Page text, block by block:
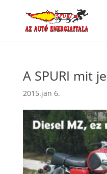
A SPURI mit
2015.jan 6.